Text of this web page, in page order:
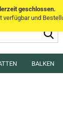
geschlossen.
und
BALKEN